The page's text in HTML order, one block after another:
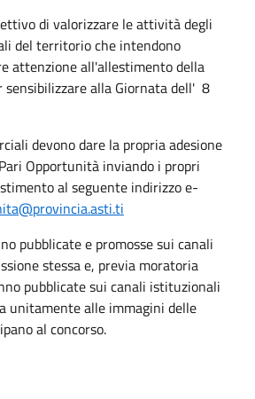
di valorizzare le attività degli
del territorio che intendono
attenzione all'allestimento della
sensibilizzare alla Giornata dell' 8
devono dare la propria adesione
Opportunità inviando i propri
al seguente indirizzo e-
pubblicate e promosse sui canali
stessa e, previa moratoria
pubblicate sui canali istituzionali
unitamente alle immagini delle
al concorso.